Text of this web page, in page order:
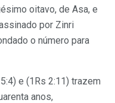
oitavo, de Asa, e
por Zinri
o número para
e (1Rs 2:11) trazem
anos,